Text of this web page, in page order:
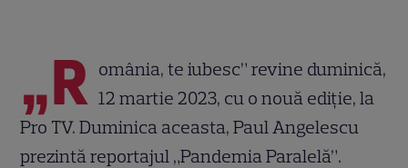
„R omânia, te iubesc” revine duminică,
12 martie 2023, cu o nouă ediție, la
Pro TV. Duminica aceasta, Paul Angelescu
prezintă reportajul „Pandemia Paralelă”.